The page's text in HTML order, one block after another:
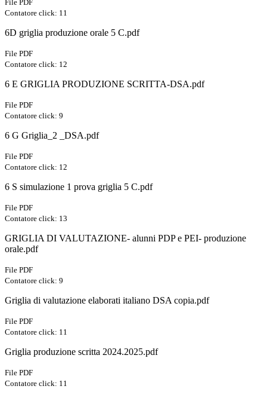
File PDF
Contatore click: 11
6D griglia produzione orale 5 C.pdf
File PDF
Contatore click: 12
6 E GRIGLIA PRODUZIONE SCRITTA-DSA.pdf
File PDF
Contatore click: 9
6 G Griglia_2 _DSA.pdf
File PDF
Contatore click: 12
6 S simulazione 1 prova griglia 5 C.pdf
File PDF
Contatore click: 13
GRIGLIA DI VALUTAZIONE- alunni PDP e PEI- produzione
orale.pdf
File PDF
Contatore click: 9
Griglia di valutazione elaborati italiano DSA copia.pdf
File PDF
Contatore click: 11
Griglia produzione scritta 2024.2025.pdf
File PDF
Contatore click: 11